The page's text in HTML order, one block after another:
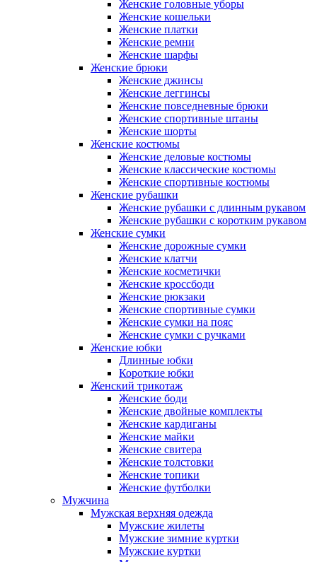
Женские головные уборы
Женские кошельки
Женские платки
Женские ремни
Женские шарфы
Женские брюки
Женские джинсы
Женские леггинсы
Женские повседневные брюки
Женские спортивные штаны
Женские шорты
Женские костюмы
Женские деловые костюмы
Женские классические костюмы
Женские спортивные костюмы
Женские рубашки
Женские рубашки с длинным рукавом
Женские рубашки с коротким рукавом
Женские сумки
Женские дорожные сумки
Женские клатчи
Женские косметички
Женские кроссбоди
Женские рюкзаки
Женские спортивные сумки
Женские сумки на пояс
Женские сумки с ручками
Женские юбки
Длинные юбки
Короткие юбки
Женский трикотаж
Женские боди
Женские двойные комплекты
Женские кардиганы
Женские майки
Женские свитера
Женские толстовки
Женские топики
Женские футболки
Мужчина
Мужская верхняя одежда
Мужские жилеты
Мужские зимние куртки
Мужские куртки